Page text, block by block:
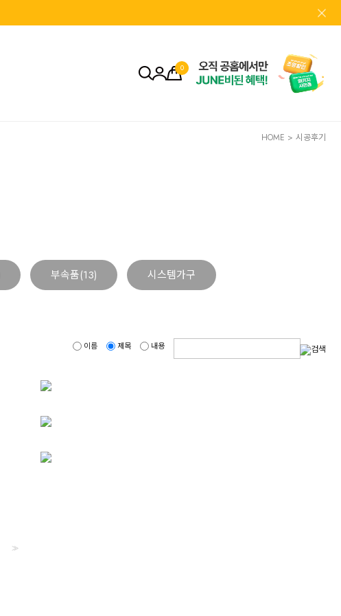
0
HOME > 시공후기
부속품(13) 시스템가구
이름 제목 내용
>>